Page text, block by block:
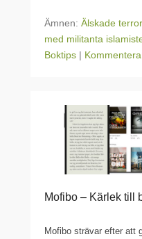
Ämnen: Älskade
med militanta
Boktips | Kommentera
Mofibo – Kärlek till
Mofibo strävar efter att